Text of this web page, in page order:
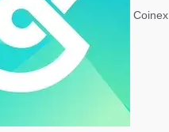
Coinex